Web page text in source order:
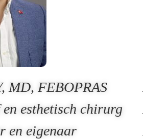
MD, FEBOPRAS
esthetisch chirurg
en eigenaar